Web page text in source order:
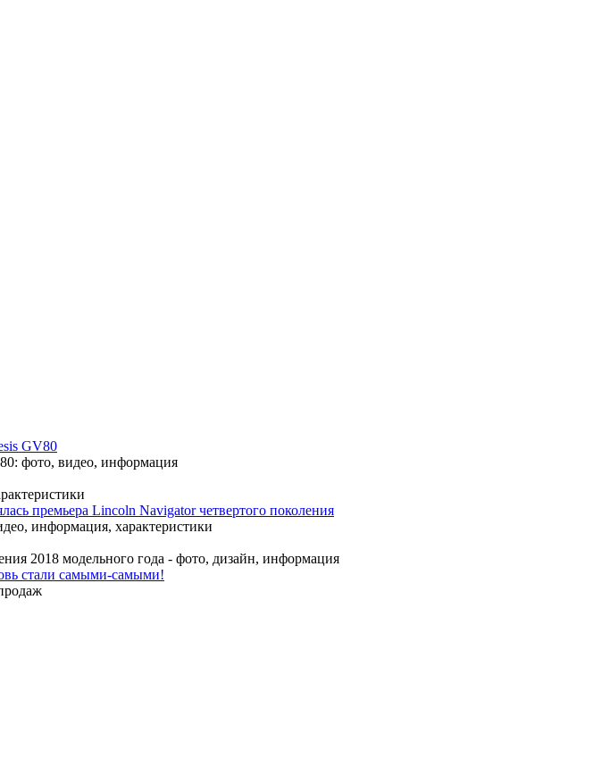
GV80
фото, видео, информация
премьера Lincoln Navigator четвертого поколения
информация, характеристики
2018 модельного года - фото, дизайн, информация
стали самыми-самыми!